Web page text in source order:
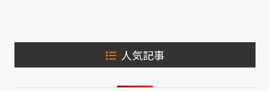
人気記事